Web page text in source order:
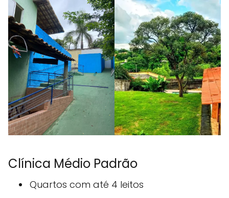
Clínica Médio Padrão
Quartos com até 4 leitos